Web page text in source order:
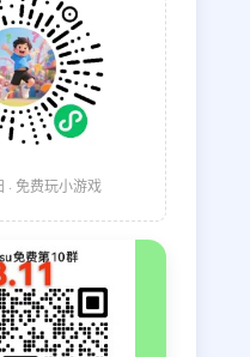
· 免费玩小游戏